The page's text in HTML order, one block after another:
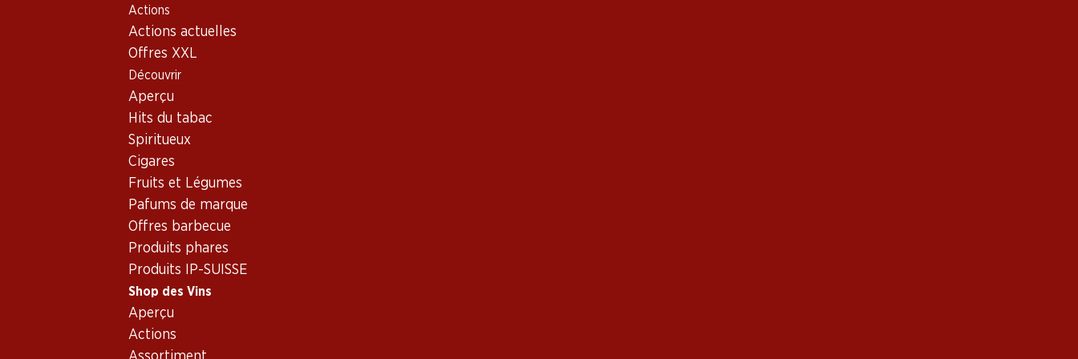
Actions
Actions actuelles
Offres XXL
Découvrir
Aperçu
Hits du tabac
Spiritueux
Cigares
Fruits et Légumes
Pafums de marque
Offres barbecue
Produits phares
Produits IP-SUISSE
Shop des Vins
Aperçu
Actions
Shop des Vins